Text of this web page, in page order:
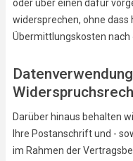
oder über einen dafür
widersprechen, ohne dass
Übermittlungskosten nach
Darüber hinaus behalten
Ihre Postanschrift und -
im Rahmen der